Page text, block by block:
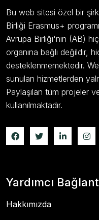
Bu web sitesi özel bir
Birliği Erasmus+
Avrupa Birliği'nin (AB)
organına bağlı değildir,
desteklenmemektedir.
sunulan hizmetlerden
Paylaşılan tüm projeler
kullanılmaktadır.
Yardımcı
Hakkımızda